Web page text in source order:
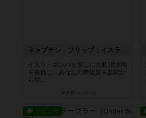
キャプテン・フリップ：イスラ・ボンバ
イスラ・ボンバを探しに出航!潜水艦
を装備し、あなたの乗組員を監獄か
ら解...
16分前
レビュー